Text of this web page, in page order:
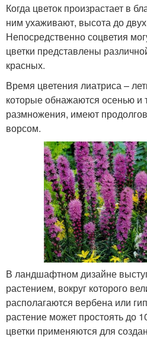
Когда цветок произрастает в
ним ухаживают, высота до
Непосредственно соцветия
цветки представлены
красных.
Время цветения лиатриса –
которые обнажаются осенью и
размножения, имеют
ворсом.
В ландшафтном дизайне
растением, вокруг которого
располагаются вербена или
растение может простоять до
цветки применяются для